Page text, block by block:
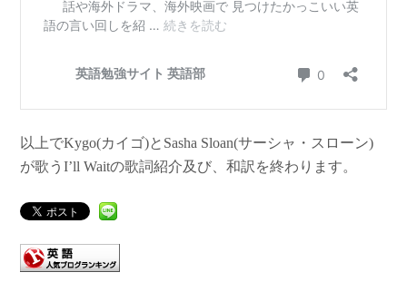
以上でKygo(カイゴ)とSasha Sloan(サーシャ・スローン)
が歌うI’ll Waitの歌詞紹介及び、和訳を終わります。